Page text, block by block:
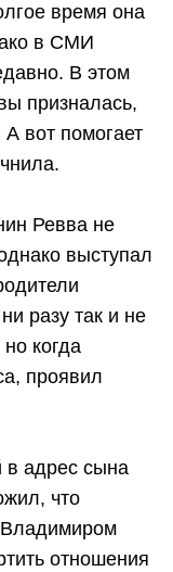
время она
в СМИ
В этом
призналась,
вот помогает
Ревва не
выступал
разу так и не
когда
проявил
в адрес сына
что
отношения